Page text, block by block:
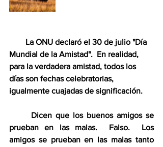
La ONU declaró el 30 de julio "Día
Mundial de la Amistad".  En realidad,
para la verdadera amistad, todos los
días son fechas celebratorias,
igualmente cuajadas de significación.
Dicen que los buenos amigos se
prueban en las malas.  Falso.  Los
amigos se prueban en las malas tanto